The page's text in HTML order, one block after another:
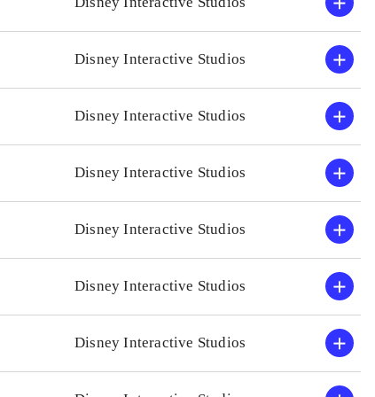
Disney Interactive Studios
Disney Interactive Studios
Disney Interactive Studios
Disney Interactive Studios
Disney Interactive Studios
Disney Interactive Studios